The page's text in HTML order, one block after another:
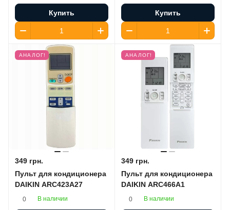
Купить Купить
АНАЛОГ!
349 грн.
Пульт для кондиционера
DAIKIN ARC423A27
0 В наличии
АНАЛОГ!
349 грн.
Пульт для кондиционера
DAIKIN ARC466A1
0 В наличии